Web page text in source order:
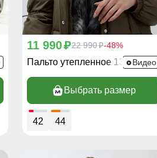
11 990p22 990p-48%
Пальто утепленное 1313KВидео
Выбрать размер
42 44